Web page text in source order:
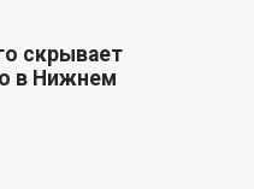
скрывает
в Нижнем